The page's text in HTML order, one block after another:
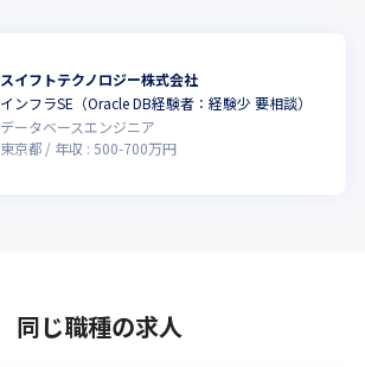
スイフトテクノロジー株式会社
インフラSE（Oracle DB経験者：経験少 要相談）
データベースエンジニア
東京都
年収 : 500-700万円
同じ職種の求人